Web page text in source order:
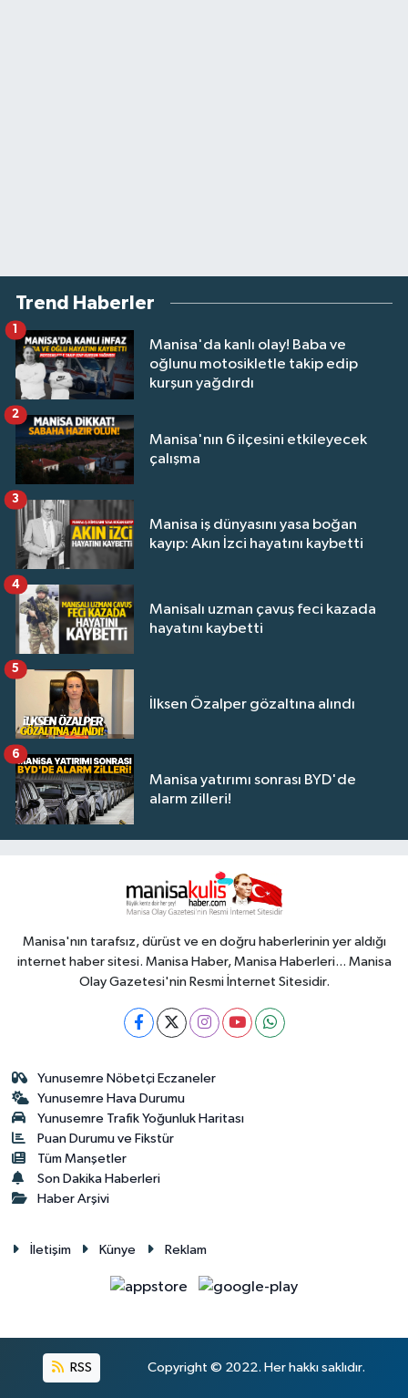
Trend Haberler
Manisa'da kanlı olay! Baba ve
oğlunu motosikletle takip edip
kurşun yağdırdı
1
Manisa'nın 6 ilçesini etkileyecek
çalışma
2
Manisa iş dünyasını yasa boğan
kayıp: Akın İzci hayatını kaybetti
3
Manisalı uzman çavuş feci kazada
hayatını kaybetti
4
İlksen Özalper gözaltına alındı
5
Manisa yatırımı sonrası BYD'de
alarm zilleri!
6
Manisa'nın tarafsız, dürüst ve en doğru haberlerinin yer aldığı
internet haber sitesi. Manisa Haber, Manisa Haberleri... Manisa
Olay Gazetesi'nin Resmi İnternet Sitesidir.
Yunusemre Nöbetçi Eczaneler
Yunusemre Hava Durumu
Yunusemre Trafik Yoğunluk Haritası
Puan Durumu ve Fikstür
Tüm Manşetler
Son Dakika Haberleri
Haber Arşivi
İletişim Künye Reklam
RSS Copyright © 2022. Her hakkı saklıdır.